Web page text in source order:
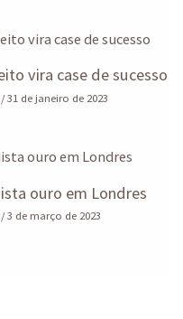
vira case de sucesso
/31 de janeiro de 2023
ouro em Londres
/3 de março de 2023